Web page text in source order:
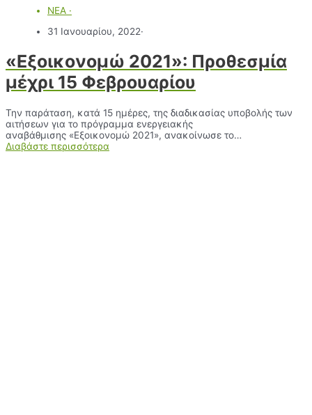
ΝΕΑ ·
31 Ιανουαρίου, 2022·
«Εξοικονομώ 2021»: Προθεσμία
μέχρι 15 Φεβρουαρίου
Την παράταση, κατά 15 ημέρες, της διαδικασίας υποβολής των
αιτήσεων για το πρόγραμμα ενεργειακής
αναβάθμισης «Εξοικονομώ 2021», ανακοίνωσε το…
Διαβάστε περισσότερα